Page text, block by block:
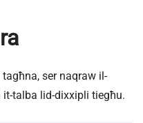
ser naqraw il-
it-talba lid-dixxipli tiegħu.